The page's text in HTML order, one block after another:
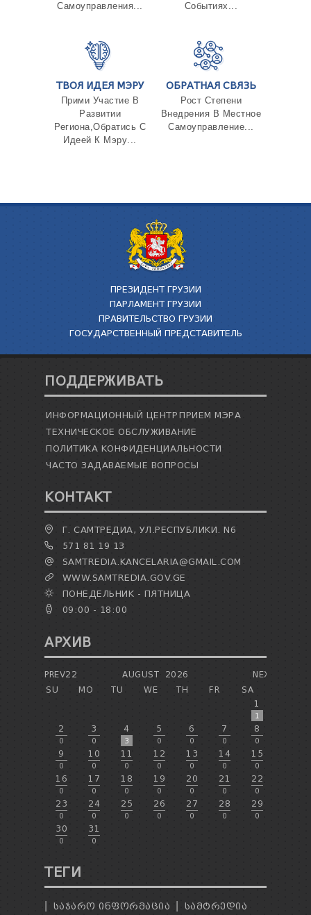
Самоуправления...
Событиях...
ТВОЯ ИДЕЯ МЭРУ
Прими Участие В
Развитии
Региона,Обратись С
Идеей К Мэру...
ОБРАТНАЯ СВЯЗЬ
Рост Степени
Внедрения В Местное
Самоуправление...
ПРЕЗИДЕНТ ГРУЗИИ
ПАРЛАМЕНТ ГРУЗИИ
ПРАВИТЕЛЬСТВО ГРУЗИИ
ГОСУДАРСТВЕННЫЙ ПРЕДСТАВИТЕЛЬ
ПОДДЕРЖИВАТЬ
ИНФОРМАЦИОННЫЙ ЦЕНТРПРИЕМ МЭРА
ТЕХНИЧЕСКОЕ ОБСЛУЖИВАНИЕ
ПОЛИТИКА КОНФИДЕНЦИАЛЬНОСТИ
ЧАСТО ЗАДАВАЕМЫЕ ВОПРОСЫ
КОНТАКТ
Г. САМТРЕДИА, УЛ.РЕСПУБЛИКИ. N6
571 81 19 13
SAMTREDIA.KANCELARIA@GMAIL.COM
WWW.SAMTREDIA.GOV.GE
ПОНЕДЕЛЬНИК - ПЯТНИЦА
09:00 - 18:00
АРХИВ
PREV22 NEXT
AUGUST
2026
SU
MO TU WE TH FR
SA
1
1
2
0
3
0
4
3
5
0
6
0
7
0
8
0
9
0
10
0
11
0
12
0
13
0
14
0
15
0
16
0
17
0
18
0
19
0
20
0
21
0
22
0
23
0
24
0
25
0
26
0
27
0
28
0
29
0
30
0
31
0
ТЕГИ
ᲡᲐᲯᲐᲠᲝ ᲘᲜᲤᲝᲠᲛᲐᲪᲘᲐ ᲡᲐᲛᲢᲠᲔᲓᲘᲐ